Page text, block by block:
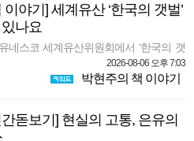
야기] 세계유산 ‘한국의 갯벌’
나요
네스코 세계유산위원회에서 ‘한국의 갯
2026-08-06 오후 7:03
박현주의 책 이야기
돋보기] 현실의 고통, 은유의